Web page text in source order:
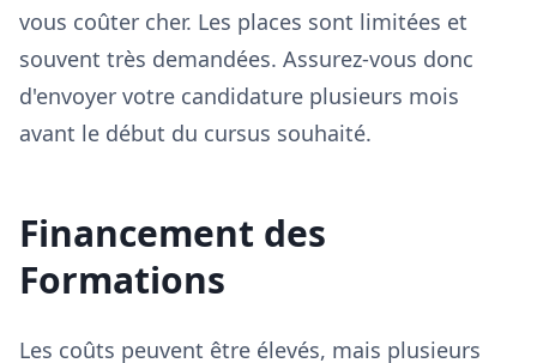
vous coûter cher. Les places sont limitées et
souvent très demandées. Assurez-vous donc
d'envoyer votre candidature plusieurs mois
avant le début du cursus souhaité.
Financement des
Formations
Les coûts peuvent être élevés, mais plusieurs